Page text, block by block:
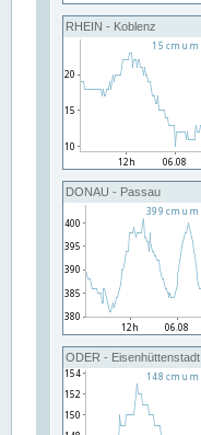
RHEIN - Koblenz
DONAU - Passau
ODER - Eisenhüttenstadt